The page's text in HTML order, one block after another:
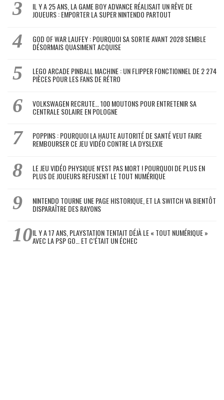
IL Y A 25 ANS, LA GAME BOY ADVANCE RÉALISAIT UN RÊVE DE
JOUEURS : EMPORTER LA SUPER NINTENDO PARTOUT
GOD OF WAR LAUFEY : POURQUOI SA SORTIE AVANT 2028 SEMBLE
DÉSORMAIS QUASIMENT ACQUISE
LEGO ARCADE PINBALL MACHINE : UN FLIPPER FONCTIONNEL DE 2 274
PIÈCES POUR LES FANS DE RÉTRO
VOLKSWAGEN RECRUTE… 100 MOUTONS POUR ENTRETENIR SA
CENTRALE SOLAIRE EN POLOGNE
POPPINS : POURQUOI LA HAUTE AUTORITÉ DE SANTÉ VEUT FAIRE
REMBOURSER CE JEU VIDÉO CONTRE LA DYSLEXIE
LE JEU VIDÉO PHYSIQUE N’EST PAS MORT ! POURQUOI DE PLUS EN
PLUS DE JOUEURS REFUSENT LE TOUT NUMÉRIQUE
NINTENDO TOURNE UNE PAGE HISTORIQUE, ET LA SWITCH VA BIENTÔT
DISPARAÎTRE DES RAYONS
IL Y A 17 ANS, PLAYSTATION TENTAIT DÉJÀ LE « TOUT NUMÉRIQUE »
AVEC LA PSP GO… ET C’ÉTAIT UN ÉCHEC